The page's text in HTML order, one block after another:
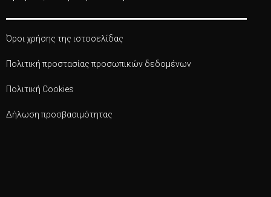
Όροι χρήσης της ιστοσελίδας
Πολιτική προστασίας προσωπικών δεδομένων
Πολιτική Cookies
Δήλωση προσβασιμότητας